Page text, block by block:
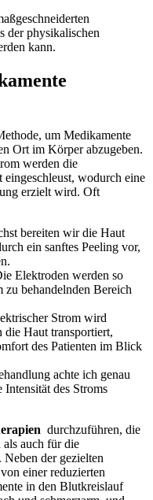
der⁢ physikalischen
‍kann.
um⁢ Medikamente⁤
Ort im Körper abzugeben.
werden⁣ die
eingeschleust, ⁤wodurch eine
erzielt wird. Oft
bereiten wir die Haut
ein sanftes Peeling vor,‌
Elektroden werden so‍
zu behandelnden Bereich⁤
Strom wird
Haut⁢ transportiert,⁣
des Patienten im Blick​
achte ich genau
des Stroms
⁣ durchzuführen, die
auch ⁤für die
Neben der⁣ gezielten
einer reduzierten
in den ‍Blutkreislauf